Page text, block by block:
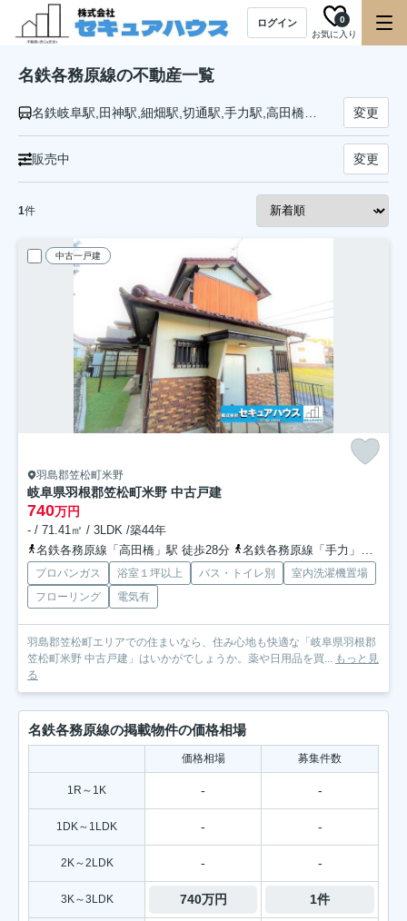
ログイン
お気に入り
0
名鉄各務原線の不動産一覧
変更
販売中 変更
1件
中古一戸建
羽島郡笠松町米野
岐阜県羽根郡笠松町米野 中古戸建
740万円
- / 71.41㎡ / 3LDK /築44年
名鉄各務原線「高田橋」駅 徒歩28分
名鉄各務原線「手力」駅 徒歩33分
プロパンガス 浴室１坪以上 バス・トイレ別
室内洗濯機置場
フローリング
電気有
羽島郡笠松町エリアでの住まいなら、住み心地も快適な「岐阜県羽根郡
笠松町米野 中古戸建」はいかがでしょうか。薬や日用品を買... もっと見
る
名鉄各務原線の掲載物件の価格相場
価格相場 募集件数
1R～1K - -
1DK～1LDK - -
2K～2LDK - -
3K～3LDK 740万円 1件